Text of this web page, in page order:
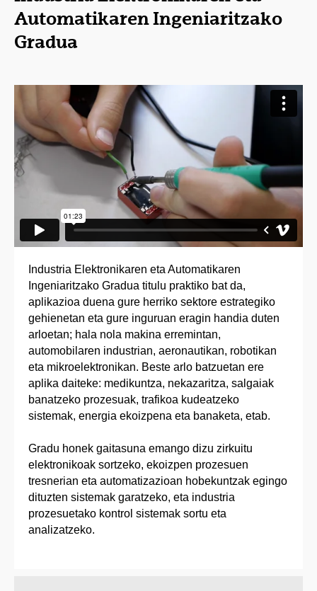
Automatikaren Ingeniaritzako
Gradua
Industria Elektronikaren eta Automatikaren
Ingeniaritzako Gradua titulu praktiko bat da,
aplikazioa duena gure herriko sektore estrategiko
gehienetan eta gure inguruan eragin handia duten
arloetan; hala nola makina erremintan,
automobilaren industrian, aeronautikan, robotikan
eta mikroelektronikan. Beste arlo batzuetan ere
aplika daiteke: medikuntza, nekazaritza, salgaiak
banatzeko prozesuak, trafikoa kudeatzeko
sistemak, energia ekoizpena eta banaketa, etab.
Gradu honek gaitasuna emango dizu zirkuitu
elektronikoak sortzeko, ekoizpen prozesuen
tresnerian eta automatizazioan hobekuntzak egingo
dituzten sistemak garatzeko, eta industria
prozesuetako kontrol sistemak sortu eta
analizatzeko.